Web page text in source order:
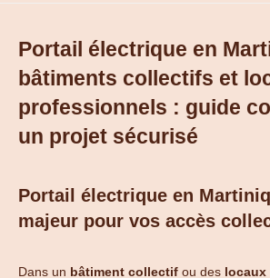
Portail électrique en
bâtiments collectifs et
professionnels : guide
un projet sécurisé
Portail électrique en
majeur pour vos accès
Dans un bâtiment collectif ou des locaux